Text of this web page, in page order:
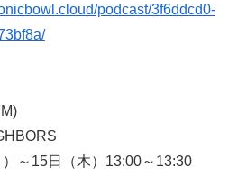
podcast/3f6ddcd0-
～15日（木）13:00～13:30